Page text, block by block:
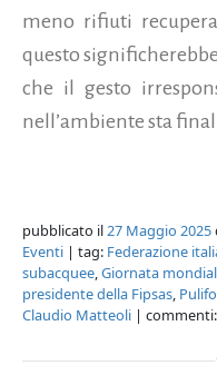
meno rifiuti
questo
che il gesto
nell’ambiente sta
pubblicato il27 Maggio 2025
Eventi | tag: Federazione
subacquee,Giornata
presidente della Fipsas,
Claudio Matteoli | commenti: